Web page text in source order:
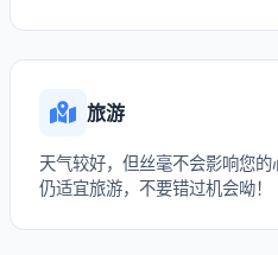
旅游
天气较好，但丝毫不会影响您
仍适宜旅游，不要错过机会呦！